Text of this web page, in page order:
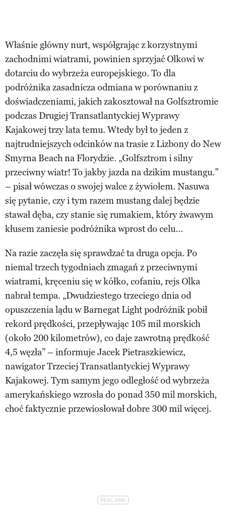
Właśnie główny nurt, współgrając z korzystnymi
zachodnimi wiatrami, powinien sprzyjać Olkowi w
dotarciu do wybrzeża europejskiego. To dla
podróżnika zasadnicza odmiana w porównaniu z
doświadczeniami, jakich zakosztował na Golfsztromie
podczas Drugiej Transatlantyckiej Wyprawy
Kajakowej trzy lata temu. Wtedy był to jeden z
najtrudniejszych odcinków na trasie z Lizbony do New
Smyrna Beach na Florydzie. „Golfsztrom i silny
przeciwny wiatr! To jakby jazda na dzikim mustangu.”
– pisał wówczas o swojej walce z żywiołem. Nasuwa
się pytanie, czy i tym razem mustang dalej będzie
stawał dęba, czy stanie się rumakiem, który żwawym
kłusem zaniesie podróżnika wprost do celu...
Na razie zaczęła się sprawdzać ta druga opcja. Po
niemal trzech tygodniach zmagań z przeciwnymi
wiatrami, kręceniu się w kółko, cofaniu, rejs Olka
nabrał tempa. „Dwudziestego trzeciego dnia od
opuszczenia lądu w Barnegat Light podróżnik pobił
rekord prędkości, przepływając 105 mil morskich
(około 200 kilometrów), co daje zawrotną prędkość
4,5 węzła” – informuje Jacek Pietraszkiewicz,
nawigator Trzeciej Transatlantyckiej Wyprawy
Kajakowej. Tym samym jego odległość od wybrzeża
amerykańskiego wzrosła do ponad 350 mil morskich,
choć faktycznie przewiosłował dobre 300 mil więcej.